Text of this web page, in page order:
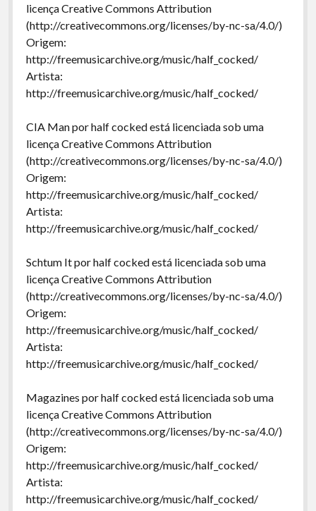
licença Creative Commons Attribution
(http://creativecommons.org/licenses/by-nc-sa/4.0/)
Origem:
http://freemusicarchive.org/music/half_cocked/
Artista:
http://freemusicarchive.org/music/half_cocked/
CIA Man por half cocked está licenciada sob uma
licença Creative Commons Attribution
(http://creativecommons.org/licenses/by-nc-sa/4.0/)
Origem:
http://freemusicarchive.org/music/half_cocked/
Artista:
http://freemusicarchive.org/music/half_cocked/
Schtum It por half cocked está licenciada sob uma
licença Creative Commons Attribution
(http://creativecommons.org/licenses/by-nc-sa/4.0/)
Origem:
http://freemusicarchive.org/music/half_cocked/
Artista:
http://freemusicarchive.org/music/half_cocked/
Magazines por half cocked está licenciada sob uma
licença Creative Commons Attribution
(http://creativecommons.org/licenses/by-nc-sa/4.0/)
Origem:
http://freemusicarchive.org/music/half_cocked/
Artista:
http://freemusicarchive.org/music/half_cocked/